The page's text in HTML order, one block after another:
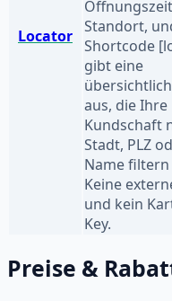
Locator Standort,
Shortcode
gibt eine
aus, die Ihre
Kundschaft
Stadt, PLZ
Name filtern
Keine
und kein
Key.
Preise &